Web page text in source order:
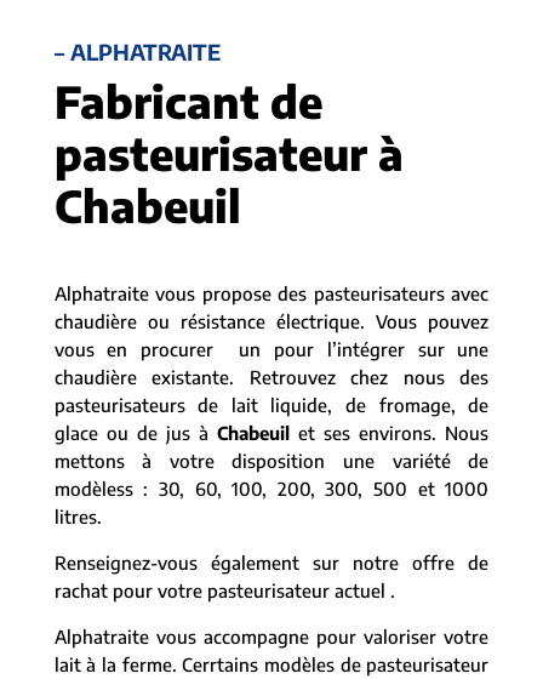
– ALPHATRAITE
Fabricant de
pasteurisateur à
Chabeuil
Alphatraite vous propose des pasteurisateurs avec
chaudière ou résistance électrique. Vous pouvez
vous en procurer un pour l’intégrer sur une
chaudière existante. Retrouvez chez nous des
pasteurisateurs de lait liquide, de fromage, de
glace ou de jus àChabeuil et ses environs. Nous
mettons à votre disposition une variété de
modèless : 30, 60, 100, 200, 300, 500 et 1000
litres.
Renseignez-vous également sur notre offre de
rachat pour votre pasteurisateur actuel .
Alphatraite vous accompagne pour valoriser votre
lait à la ferme. Cerrtains modèles de pasteurisateur